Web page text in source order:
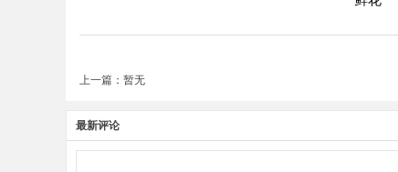
上一篇：暂无
最新评论